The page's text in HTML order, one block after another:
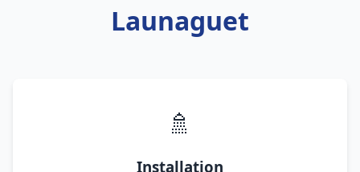
Launaguet
🚿
Installation